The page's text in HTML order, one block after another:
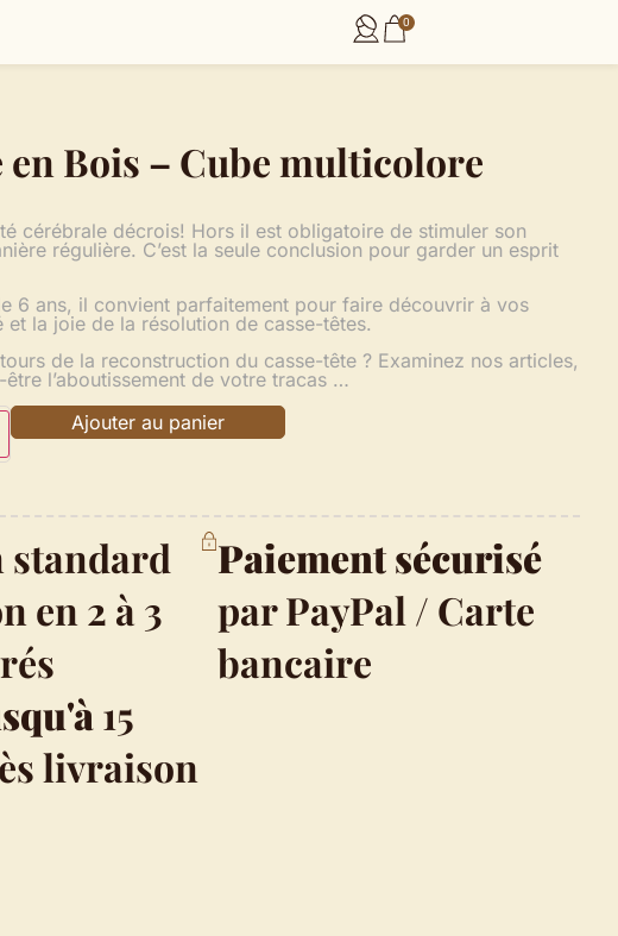
0
en Bois – Cube multicolore
cérébrale décrois! Hors il est obligatoire de stimuler son
régulière. C’est la seule conclusion pour garder un esprit
6 ans, il convient parfaitement pour faire découvrir à vos
et la joie de la résolution de casse-têtes.
de la reconstruction du casse-tête ? Examinez nos articles,
l’aboutissement de votre tracas …
Ajouter au panier
en 2 à 3
Paiement sécurisé
par PayPal / Carte
bancaire
15
livraison